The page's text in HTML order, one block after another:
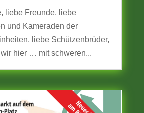
liebe Freunde, liebe
und Kameraden der
liebe Schützenbrüder,
wir hier … mit schweren...